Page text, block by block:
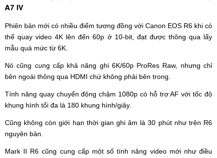
A7 IV
Phiên bản mới có nhiều điểm tương đồng với Canon EOS R6 khi có
thể quay video 4K lên đến 60p ở 10-bit, đạt được thông qua lấy
mẫu quá mức từ 6K.
Nó cũng cung cấp khả năng ghi 6K/60p ProRes Raw, nhưng chỉ
bên ngoài thông qua HDMI chứ không phải bên trong.
Tính năng quay chuyển động chậm 1080p có hỗ trợ AF với tốc độ
khung hình tối đa là 180 khung hình/giây.
Cũng không còn giới hạn thời gian ghi âm là 30 phút như trên R6
nguyên bản.
Mark II R6 cũng cung cấp một số tính năng video mới như điều